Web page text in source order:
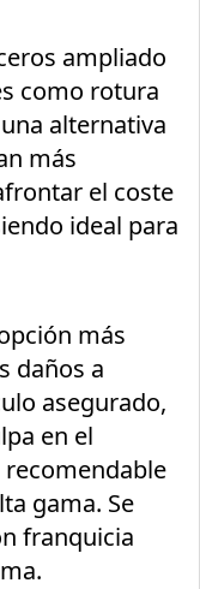
ampliado
como rotura
alternativa
más
el coste
ideal para
más
daños a
asegurado,
en el
recomendable
gama. Se
franquicia